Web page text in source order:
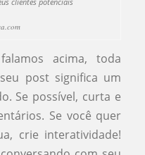
acima, toda
post significa um
Se possível, curta e
Se você quer
crie interatividade!